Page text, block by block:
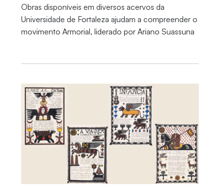
Obras disponíveis em diversos acervos da
Universidade de Fortaleza ajudam a compreender o
movimento Armorial, liderado por Ariano Suassuna